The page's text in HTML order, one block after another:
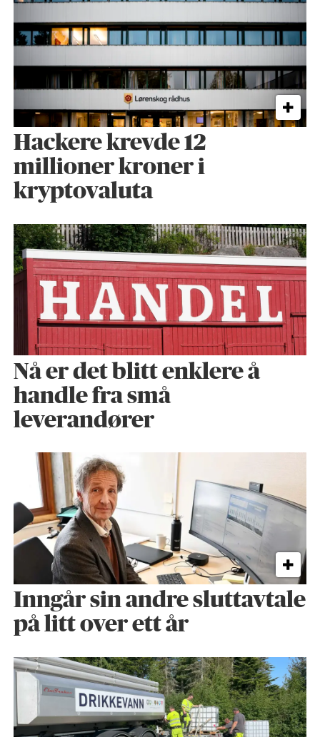
Hackere krevde 12
millioner kroner i
kryptovaluta
Nå er det blitt enklere å
handle fra små
leverandører
Inngår sin andre sluttavtale
på litt over ett år